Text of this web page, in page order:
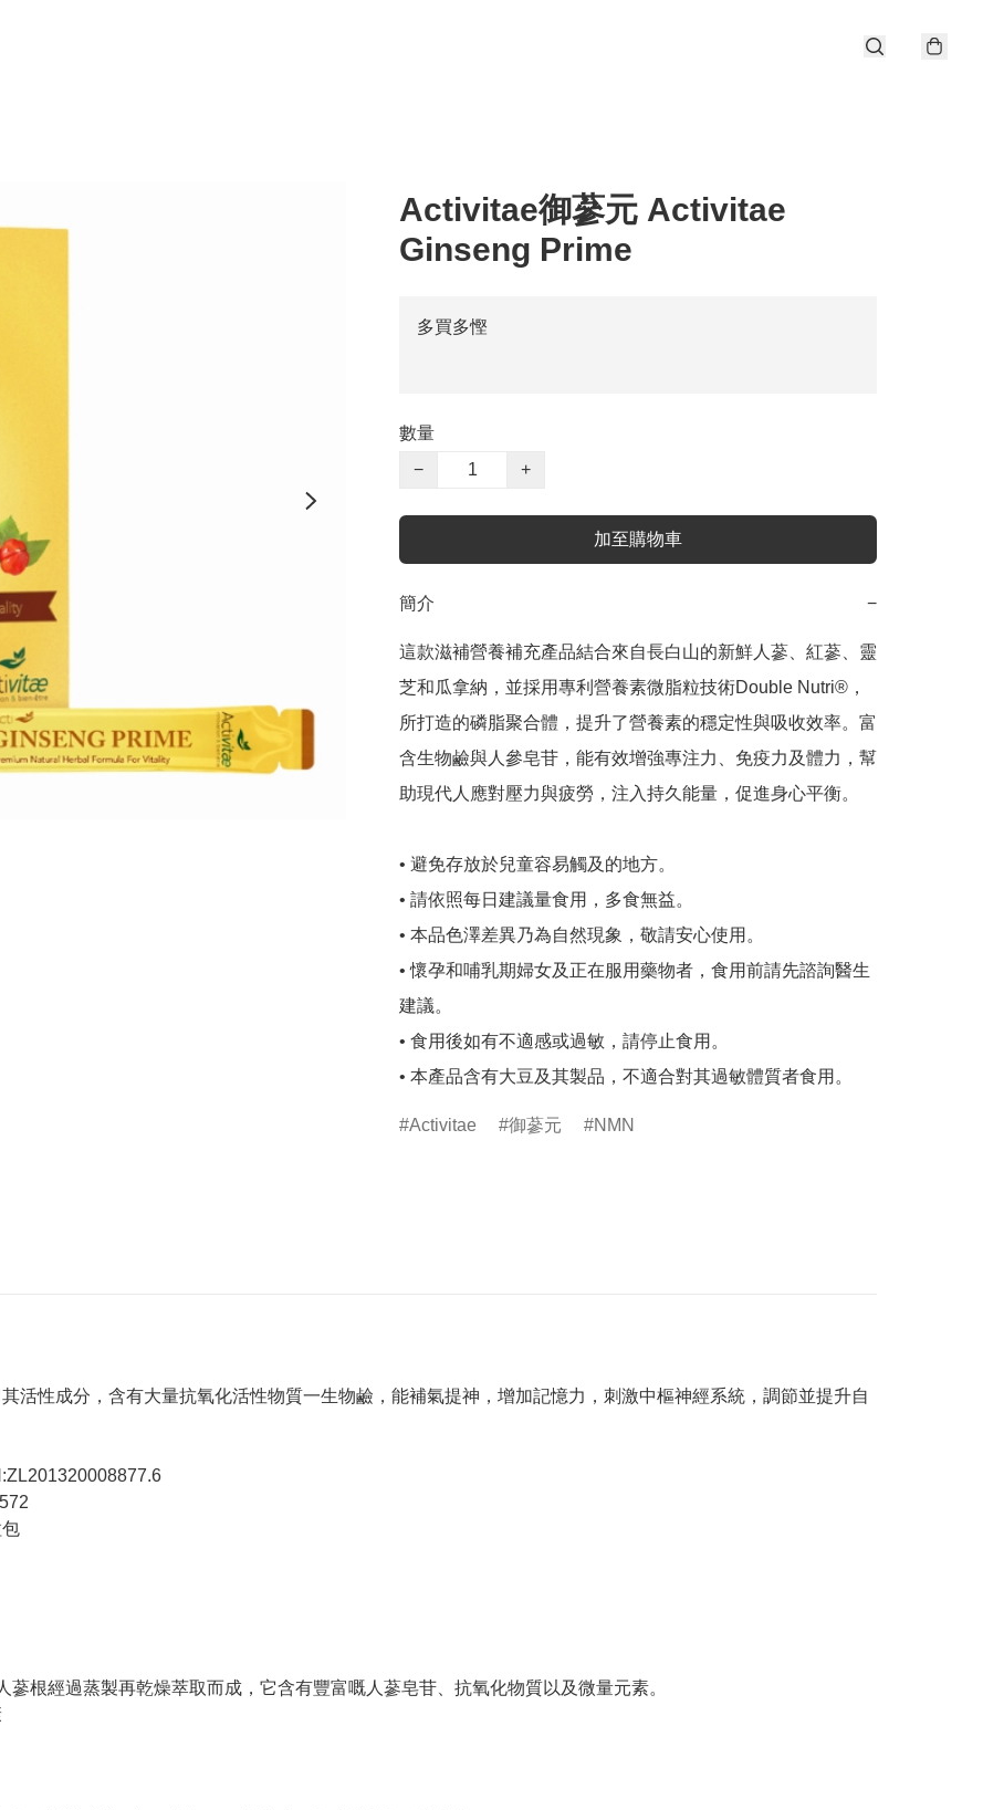
Activitae御蔘元 Activitae
Ginseng Prime
多買多慳
數量
−
+
加至購物車
簡介 −
這款滋補營養補充產品結合來自長白山的新鮮人蔘、紅蔘、靈
芝和瓜拿納，並採用專利營養素微脂粒技術Double Nutri®，
所打造的磷脂聚合體，提升了營養素的穩定性與吸收效率。富
含生物鹼與人參皂苷，能有效增強專注力、免疫力及體力，幫
助現代人應對壓力與疲勞，注入持久能量，促進身心平衡。
• 避免存放於兒童容易觸及的地方。
• 請依照每日建議量食用，多食無益。
• 本品色澤差異乃為自然現象，敬請安心使用。
• 懷孕和哺乳期婦女及正在服用藥物者，食用前請先諮詢醫生
建議。
• 食用後如有不適感或過敏，請停止食用。
• 本產品含有大豆及其製品，不適合對其過敏體質者食用。
Activitae 御蔘元 NMN
活性成分，含有大量抗氧化活性物質一生物鹼，能補氣提神，增加記憶力，刺激中樞神經系統，調節並提升自
根經過蒸製再乾燥萃取而成，它含有豐富嘅人蔘皂苷、抗氧化物質以及微量元素。